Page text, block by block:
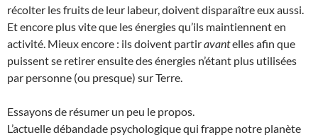
récolter les fruits de leur labeur, doivent disparaître eux aussi.
Et encore plus vite que les énergies qu’ils maintiennent en
activité. Mieux encore : ils doivent partiravantelles afin que
puissent se retirer ensuite des énergies n’étant plus utilisées
par personne (ou presque) sur Terre.
Essayons de résumer un peu le propos.
L’actuelle débandade psychologique qui frappe notre planète